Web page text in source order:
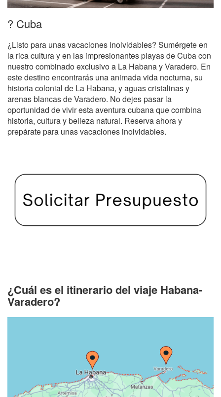
? Cuba
¿Listo para unas vacaciones inolvidables? Sumérgete en
la rica cultura y en las impresionantes playas de Cuba con
nuestro combinado exclusivo a La Habana y Varadero. En
este destino encontrarás una animada vida nocturna, su
historia colonial de La Habana, y aguas cristalinas y
arenas blancas de Varadero. No dejes pasar la
oportunidad de vivir esta aventura cubana que combina
historia, cultura y belleza natural. Reserva ahora y
prepárate para unas vacaciones inolvidables.
¿Cuál es el itinerario del viaje Habana-
Varadero?